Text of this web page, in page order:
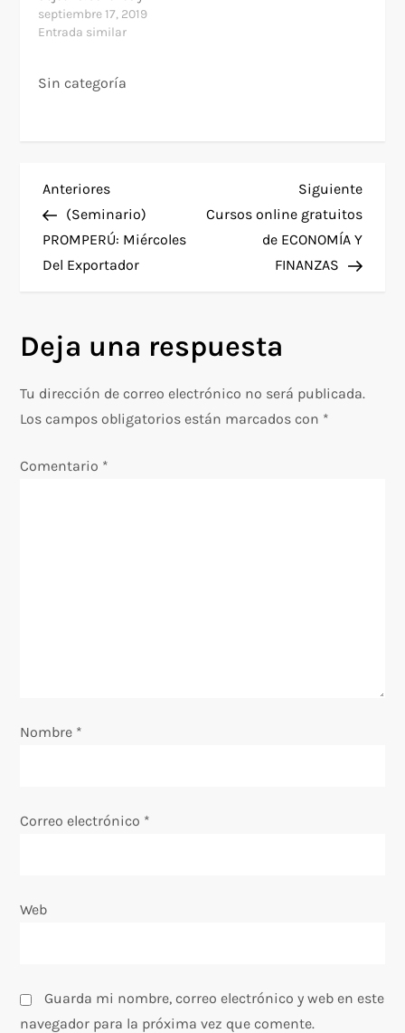
destacados
investigadores y
estudios en el Perú. »
investigación y
doctorado) • Diploma
universitaria (para…
septiembre 17, 2019
Entrada similar
Sin categoría
N
a
v
g
a
n
r
d
s
Entrada
anterior
Anteriores
(Seminario)
PROMPERÚ: Miércoles
Del Exportador
Siguiente
Cursos online gratuitos
de ECONOMÍA Y
FINANZAS
Deja una respuesta
Tu dirección de correo electrónico no será publicada.
Los campos obligatorios están marcados con *
Comentario *
Nombre *
Correo electrónico *
Web
Guarda mi nombre, correo electrónico y web en este
navegador para la próxima vez que comente.